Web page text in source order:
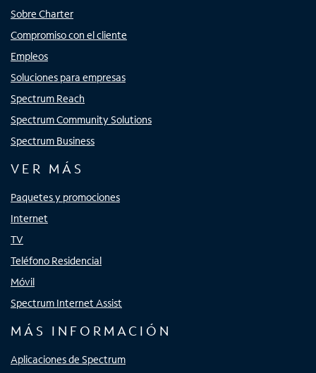
Sobre Charter
Compromiso con el cliente
Empleos
Soluciones para empresas
Spectrum Reach
Spectrum Community Solutions
Spectrum Business
VER MÁS
Paquetes y promociones
Internet
TV
Teléfono Residencial
Móvil
Spectrum Internet Assist
MÁS INFORMACIÓN
Aplicaciones de Spectrum